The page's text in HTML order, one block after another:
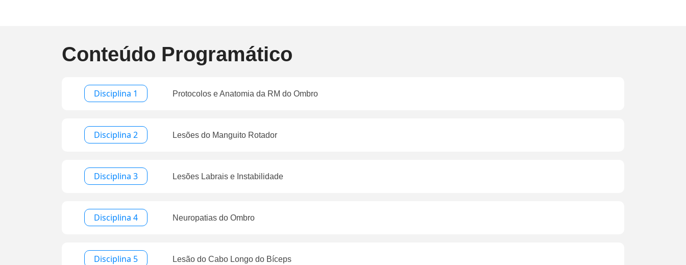
Conteúdo Programático
Disciplina 1 Protocolos e Anatomia da RM do Ombro
Disciplina 2 Lesões do Manguito Rotador
Disciplina 3 Lesões Labrais e Instabilidade
Disciplina 4 Neuropatias do Ombro
Disciplina 5 Lesão do Cabo Longo do Bíceps